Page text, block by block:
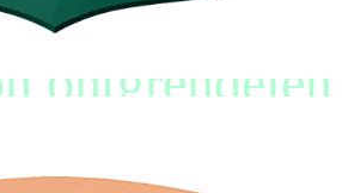
ontgrendelen